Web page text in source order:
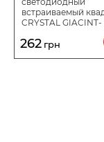
встраиваемый
CRYSTAL
4000K (2 шт.)
262 грн